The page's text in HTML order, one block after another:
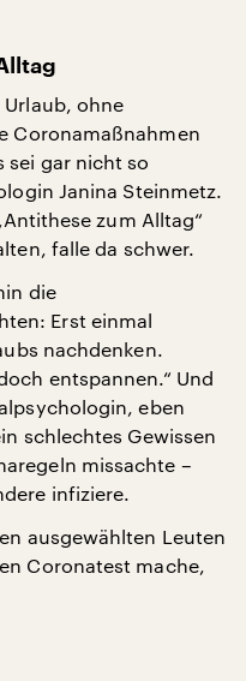
Urlaub, ohne
Coronamaßnahmen
sei gar nicht so
Janina Steinmetz.
zum Alltag“
falle da schwer.
die
Erst einmal
nachdenken.
entspannen.“ Und
eben
schlechtes Gewissen
missachte –
infiziere.
ausgewählten Leuten
Coronatest mache,